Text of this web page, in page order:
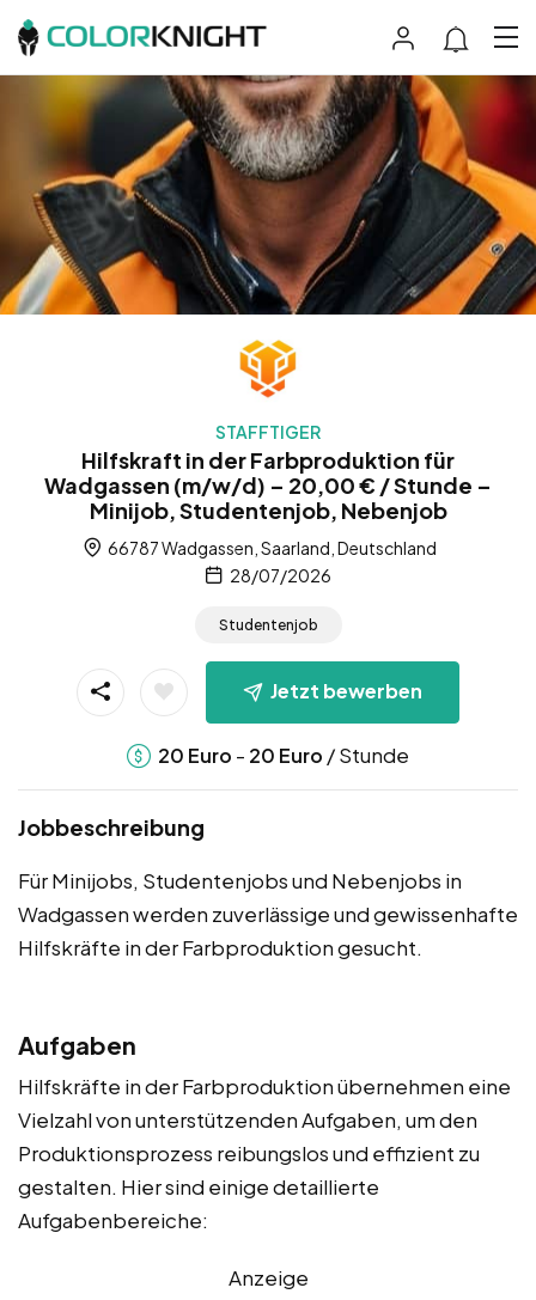
STAFFTIGER
Hilfskraft in der Farbproduktion für
Wadgassen (m/w/d) – 20,00 € / Stunde –
Minijob, Studentenjob, Nebenjob
66787 Wadgassen, Saarland, Deutschland
28/07/2026
Studentenjob
Jetzt bewerben
20 Euro - 20 Euro / Stunde
Jobbeschreibung
Für Minijobs, Studentenjobs und Nebenjobs in
Wadgassen werden zuverlässige und gewissenhafte
Hilfskräfte in der Farbproduktion gesucht.
Aufgaben
Hilfskräfte in der Farbproduktion übernehmen eine
Vielzahl von unterstützenden Aufgaben, um den
Produktionsprozess reibungslos und effizient zu
gestalten. Hier sind einige detaillierte
Aufgabenbereiche:
Anzeige